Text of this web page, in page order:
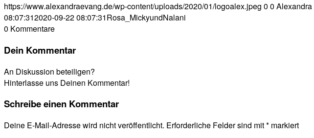
https://www.alexandraevang.de/wp-content/uploads/2020/01/logoalex.jpeg 0 0 Alexandra
08:07:312020-09-22 08:07:31Rosa_MickyundNalani
0 Kommentare
Dein Kommentar
An Diskussion beteiligen?
Hinterlasse uns Deinen Kommentar!
Schreibe einen Kommentar
Deine E-Mail-Adresse wird nicht veröffentlicht. Erforderliche Felder sind mit* markiert